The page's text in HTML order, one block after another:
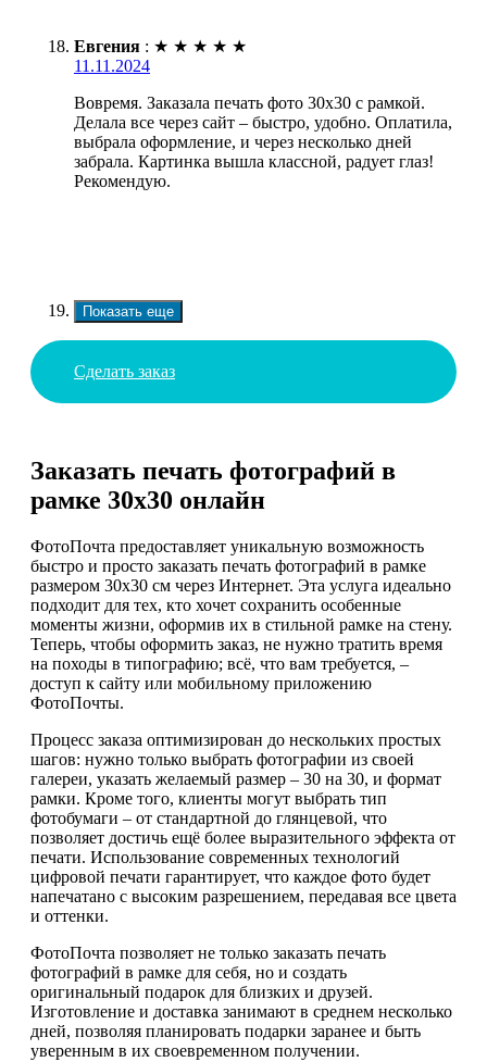
Евгения : ★ ★ ★ ★ ★
11.11.2024
Вовремя. Заказала печать фото 30х30 с рамкой.
Делала все через сайт – быстро, удобно. Оплатила,
выбрала оформление, и через несколько дней
забрала. Картинка вышла классной, радует глаз!
Рекомендую.
Показать еще
Сделать заказ
Заказать печать фотографий в
рамке 30х30 онлайн
ФотоПочта предоставляет уникальную возможность
быстро и просто заказать печать фотографий в рамке
размером 30х30 см через Интернет. Эта услуга идеально
подходит для тех, кто хочет сохранить особенные
моменты жизни, оформив их в стильной рамке на стену.
Теперь, чтобы оформить заказ, не нужно тратить время
на походы в типографию; всё, что вам требуется, –
доступ к сайту или мобильному приложению
ФотоПочты.
Процесс заказа оптимизирован до нескольких простых
шагов: нужно только выбрать фотографии из своей
галереи, указать желаемый размер – 30 на 30, и формат
рамки. Кроме того, клиенты могут выбрать тип
фотобумаги – от стандартной до глянцевой, что
позволяет достичь ещё более выразительного эффекта от
печати. Использование современных технологий
цифровой печати гарантирует, что каждое фото будет
напечатано с высоким разрешением, передавая все цвета
и оттенки.
ФотоПочта позволяет не только заказать печать
фотографий в рамке для себя, но и создать
оригинальный подарок для близких и друзей.
Изготовление и доставка занимают в среднем несколько
дней, позволяя планировать подарки заранее и быть
уверенным в их своевременном получении.